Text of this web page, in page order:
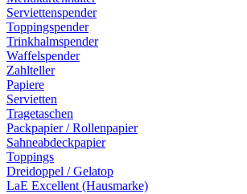
Serviettenspender
Toppingspender
Trinkhalmspender
Waffelspender
Zahlteller
Papiere
Servietten
Tragetaschen
Packpapier / Rollenpapier
Sahneabdeckpapier
Toppings
Dreidoppel / Gelatop
LaE Excellent (Hausmarke)